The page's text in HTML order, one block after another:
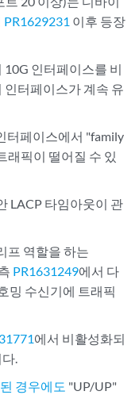
PR1629231 이후 등장
10G 인터페이스를 비
터페이스가 계속 유
터페이스에서 "family
래픽이 떨어질 수 있
LACP 타임아웃이 관
프 역할을 하는
PR1631249에서 다
밍 수신기에 트래픽
에서 비활성화되
.
경우에도 "UP/UP"